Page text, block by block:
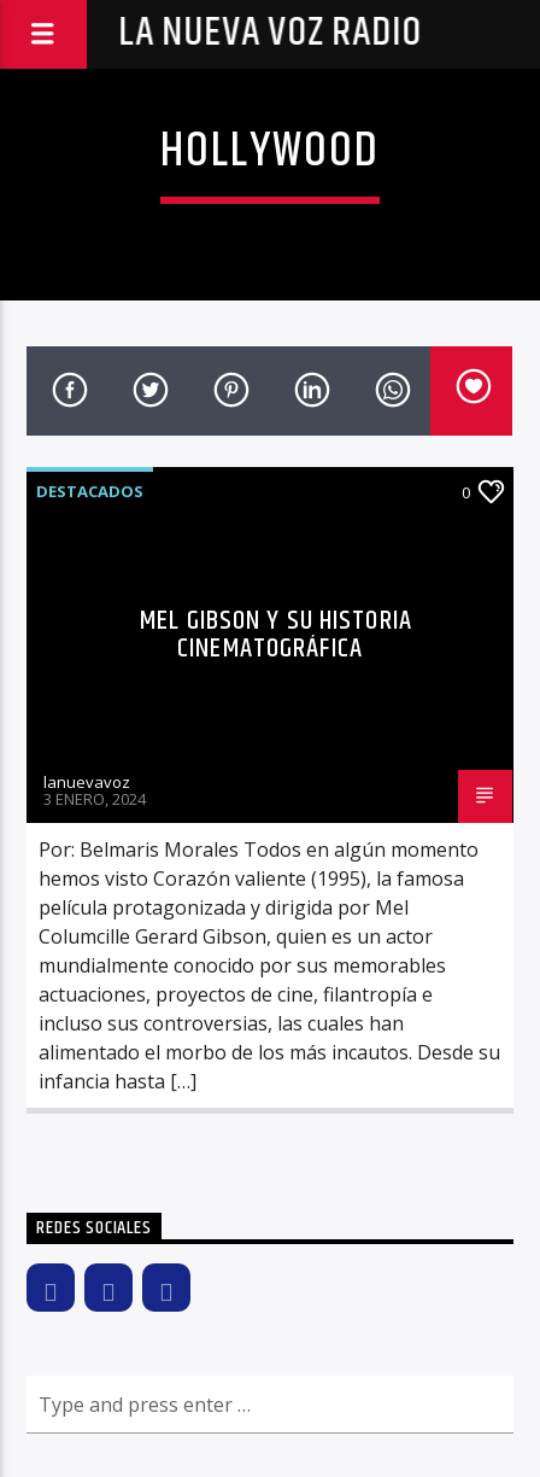
LA NUEVA VOZ RADIO
HOLLYWOOD
DESTACADOS 0
MEL GIBSON Y SU HISTORIA
CINEMATOGRÁFICA
lanuevavoz
3 ENERO, 2024
Por: Belmaris Morales Todos en algún momento
hemos visto Corazón valiente (1995), la famosa
película protagonizada y dirigida por Mel
Columcille Gerard Gibson, quien es un actor
mundialmente conocido por sus memorables
actuaciones, proyectos de cine, filantropía e
incluso sus controversias, las cuales han
alimentado el morbo de los más incautos. Desde su
infancia hasta […]
REDES SOCIALES